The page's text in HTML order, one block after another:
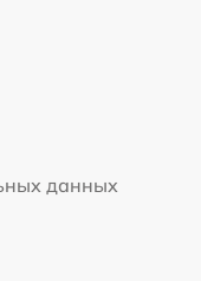
данных